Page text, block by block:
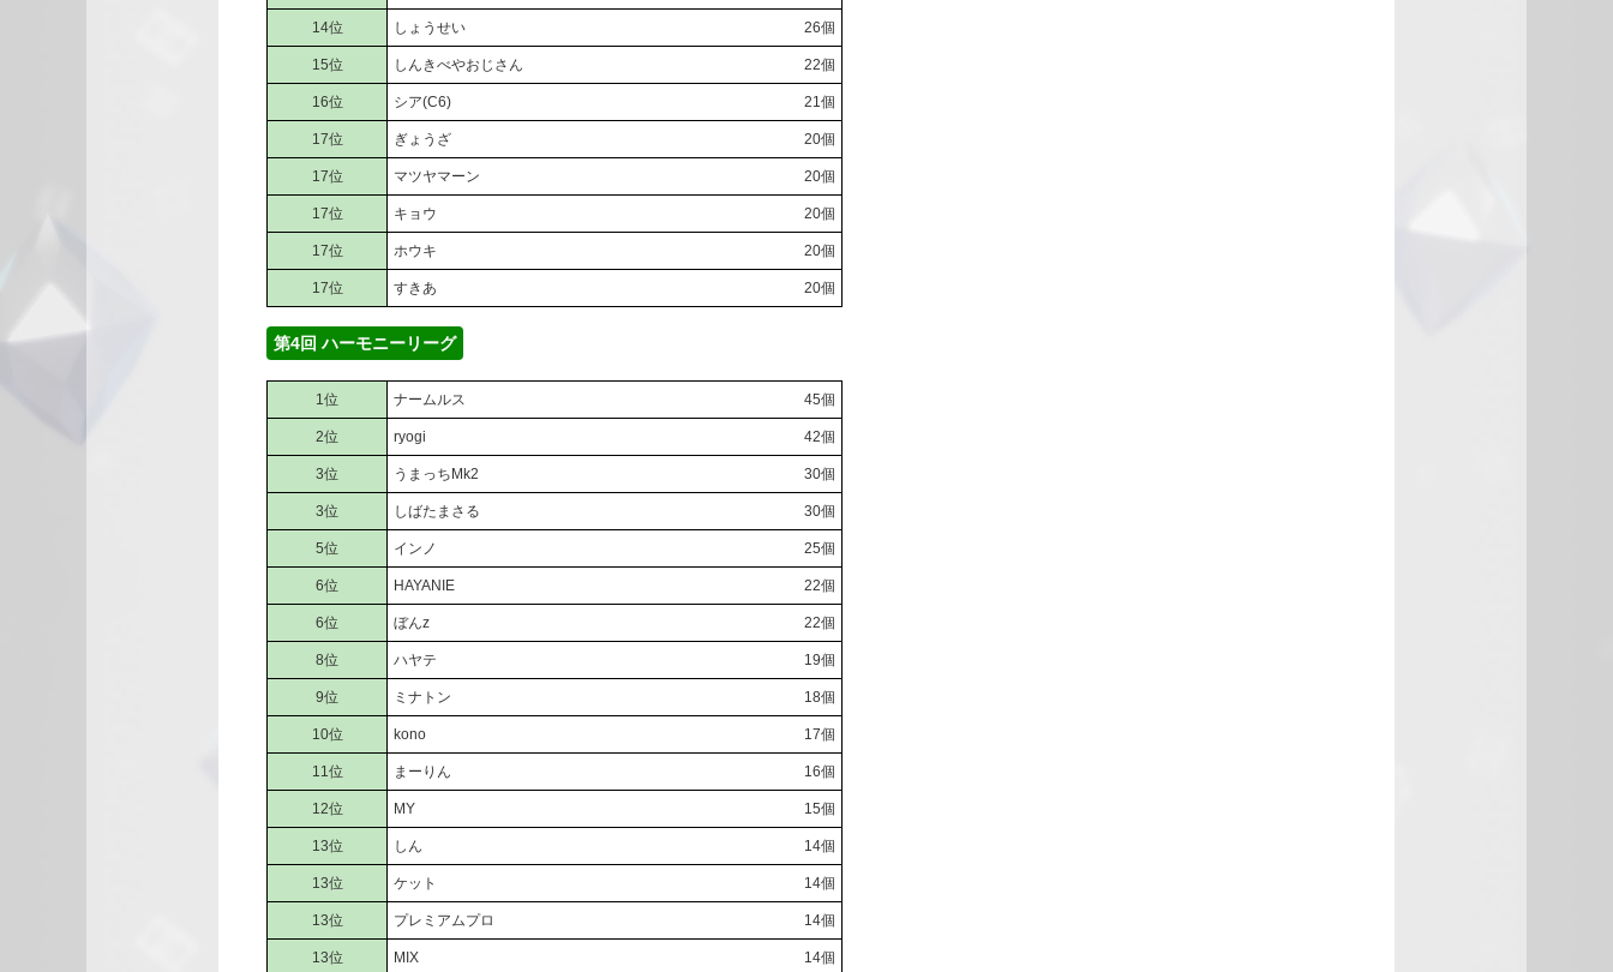
14位 しょうせい 26個
15位 しんきべやおじさん 22個
16位 シア(C6) 21個
17位 ぎょうざ 20個
17位 マツヤマーン 20個
17位 キョウ 20個
17位 ホウキ 20個
17位 すきあ 20個
第4回 ハーモニーリーグ
1位 ナームルス 45個
2位 ryogi 42個
3位 うまっちMk2 30個
3位 しばたまさる 30個
5位 インノ 25個
6位 HAYANIE 22個
6位 ぼんz 22個
8位 ハヤテ 19個
9位 ミナトン 18個
10位 kono 17個
11位 まーりん 16個
12位 MY 15個
13位 しん 14個
13位 ケット 14個
13位 プレミアムプロ 14個
13位 MIX 14個